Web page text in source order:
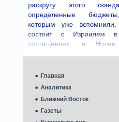
раскруту этого
определенные
которым уже
состоит с Израилем в
соглашениях, а Нолан,
Главная
Аналитика
Ближний Восток
Газеты